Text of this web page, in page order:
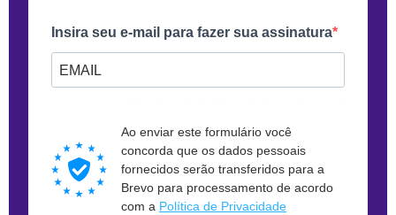
Insira seu e-mail para fazer sua assinatura
Ao enviar este formulário você
concorda que os dados pessoais
fornecidos serão transferidos para a
Brevo para processamento de acordo
com a Política de Privacidade